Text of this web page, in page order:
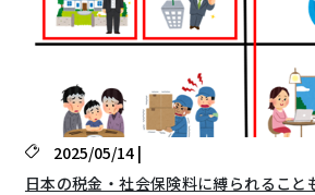
2025/05/14 |
日本の税金・社会保険料に縛られるこ